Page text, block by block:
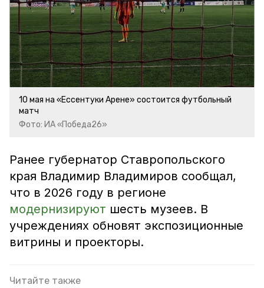
10 мая на «Ессентуки Арене» состоится футбольный
матч
Фото: ИА «Победа26»
Ранее губернатор Ставропольского
края Владимир Владимиров сообщал,
что в 2026 году в регионе
модернизируют шесть музеев. В
учреждениях обновят экспозиционные
витрины и проекторы.
Читайте также